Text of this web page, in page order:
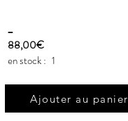
_
88,00€
en stock : 1
Ajouter au panier